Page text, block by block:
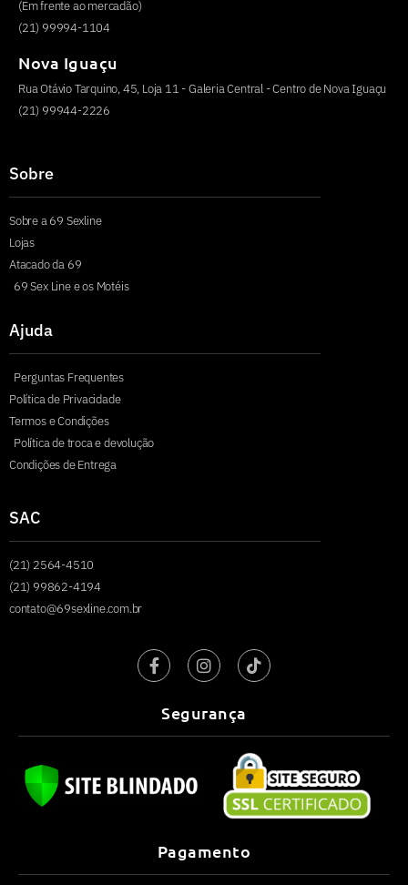
(Em frente ao mercadão)
(21) 99994-1104
Nova Iguaçu
Rua Otávio Tarquino, 45, Loja 11 - Galeria Central - Centro de Nova Iguaçu
(21) 99944-2226
Sobre
Sobre a 69 Sexline
Lojas
Atacado da 69
69 Sex Line e os Motéis
Ajuda
Perguntas Frequentes
Política de Privacidade
Termos e Condições
Política de troca e devolução
Condições de Entrega
SAC
(21) 2564-4510
(21) 99862-4194
contato@69sexline.com.br
Segurança
Pagamento